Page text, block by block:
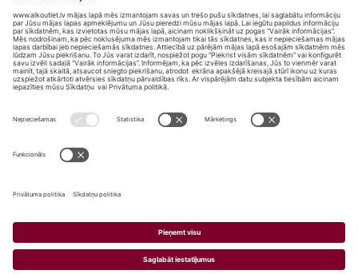
Privātuma Iestatījumi
E-veikala lietošanas noteikumi
ALKOHOLA PĀRDOŠANA, IEGĀDĀŠANĀS UN
NODOŠANA NEPILNGADĪGĀM PERSONĀM IR
AIZLIEGTA.